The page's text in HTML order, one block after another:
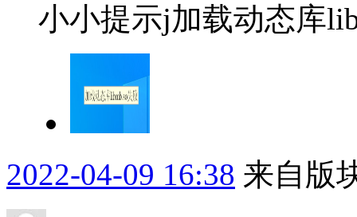
小小提示j加载动态库
2022-04-09 16:38 来自版